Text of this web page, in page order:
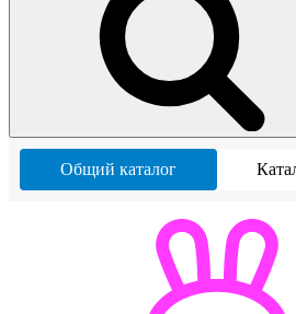
Общий каталог